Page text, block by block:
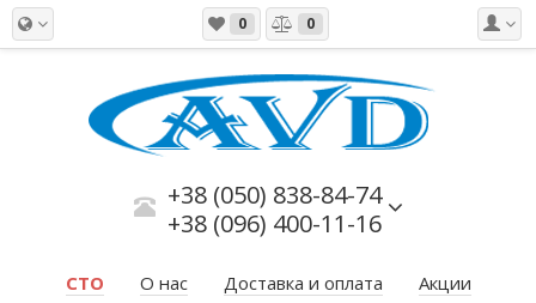
0 0
+38 (050) 838-84-74
+38 (096) 400-11-16
СТО О нас Доставка и оплата
Акции